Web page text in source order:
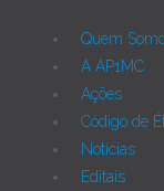
Quem
A AP1MC
Ações
Código de
Notícias
Editais